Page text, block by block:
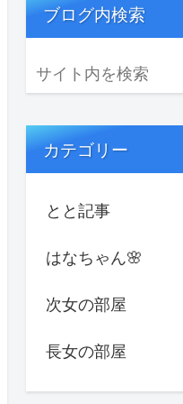
ブログ内検索
カテゴリー
とと記事
はなちゃん🌸
次女の部屋
長女の部屋